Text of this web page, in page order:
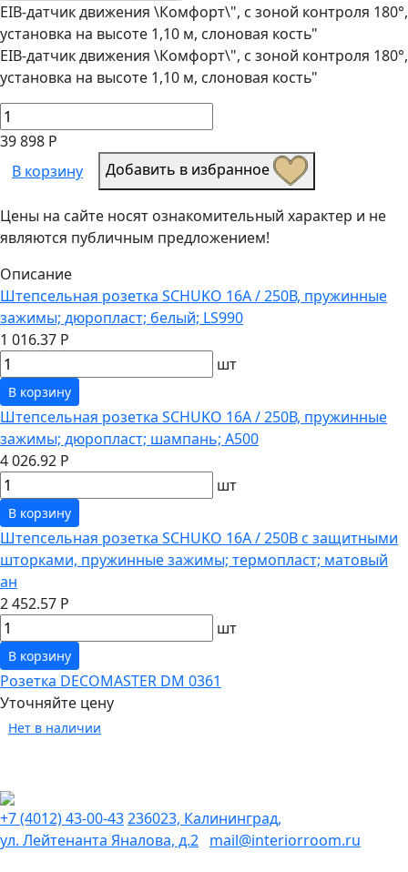
EIB-датчик движения \Комфорт\", с зоной контроля 180°,
установка на высоте 1,10 м, слоновая кость"
EIB-датчик движения \Комфорт\", с зоной контроля 180°,
установка на высоте 1,10 м, слоновая кость"
39 898 Р
В корзину
Добавить в избранное
Цены на сайте носят ознакомительный характер и не
являются публичным предложением!
Описание
Штепсельная розетка SCHUKO 16А / 250В, пружинные
зажимы; дюропласт; белый; LS990
1 016.37 Р
шт
В корзину
Штепсельная розетка SCHUKO 16А / 250В, пружинные
зажимы; дюропласт; шампань; A500
4 026.92 Р
шт
В корзину
Штепсельная розетка SCHUKO 16А / 250В с защитными
шторками, пружинные зажимы; термопласт; матовый
ан
2 452.57 Р
шт
В корзину
Розетка DECOMASTER DM 0361
Уточняйте цену
Нет в наличии
+7 (4012) 43-00-43236023, Калининград,
ул. Лейтенанта Яналова, д.2 mail@interiorroom.ru